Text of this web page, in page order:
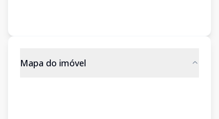
Mapa do imóvel